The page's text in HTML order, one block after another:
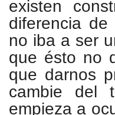
existen
diferencia
no iba a ser
que ésto no
que darnos
cambie del
empieza a